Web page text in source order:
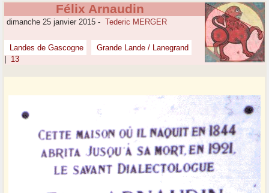
Félix Arnaudin
dimanche 25 janvier 2015 - Tederic MERGER
Landes de Gascogne
Grande Lande / Lanegrand
13